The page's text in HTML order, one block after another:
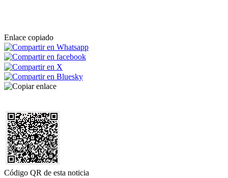
Enlace copiado
Código QR de esta noticia